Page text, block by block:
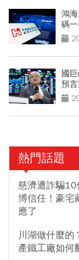
鴻
碼
國
預
亞
熱門話題
慈濟遭詐騙10
博信任！豪宅
應了
川湖做什麼
產鐵工廠如何